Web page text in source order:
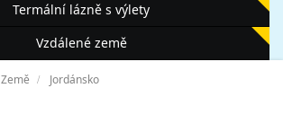
Termální lázně s výlety
Vzdálené země
Země Jordánsko